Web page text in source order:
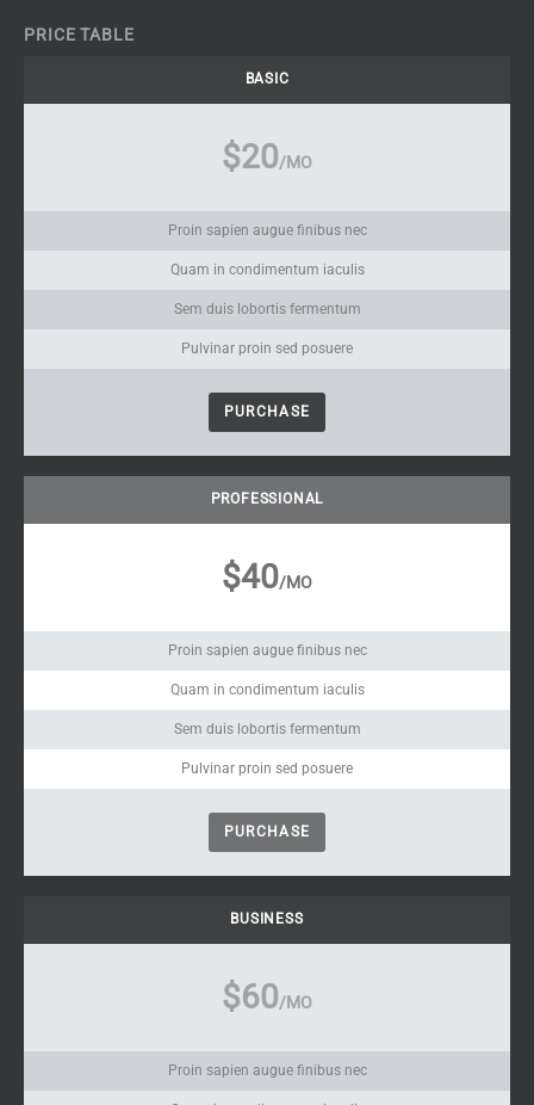
PRICE TABLE
BASIC
$20/MO
Proin sapien augue finibus nec
Quam in condimentum iaculis
Sem duis lobortis fermentum
Pulvinar proin sed posuere
PURCHASE
PROFESSIONAL
$40/MO
Proin sapien augue finibus nec
Quam in condimentum iaculis
Sem duis lobortis fermentum
Pulvinar proin sed posuere
PURCHASE
BUSINESS
$60/MO
Proin sapien augue finibus nec